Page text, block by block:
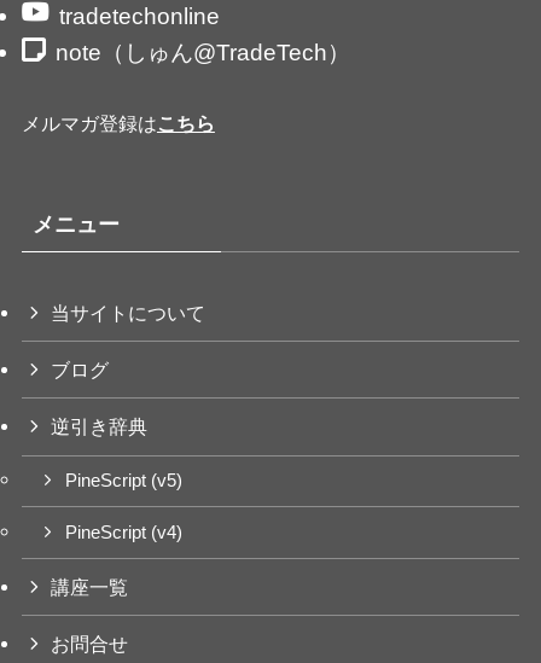
tradetechonline
note（しゅん@TradeTech）
メルマガ登録はこちら
メニュー
当サイトについて
ブログ
逆引き辞典
PineScript (v5)
PineScript (v4)
講座一覧
お問合せ